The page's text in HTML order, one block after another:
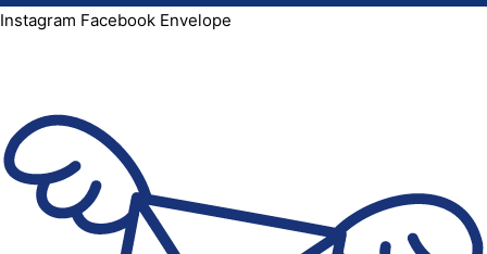
Instagram Facebook Envelope